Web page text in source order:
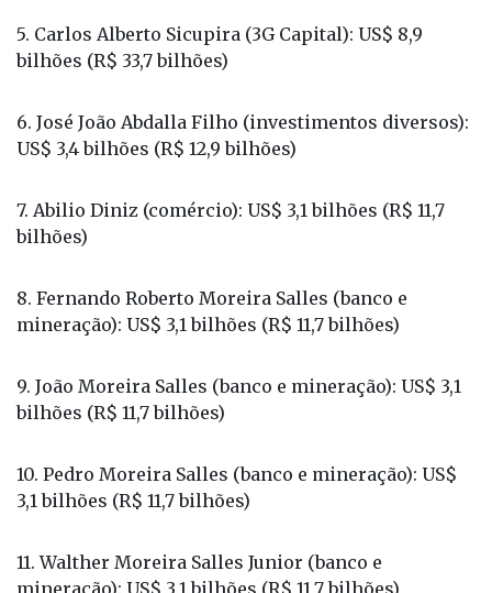
5. Carlos Alberto Sicupira (3G Capital): US$ 8,9
6. José João Abdalla Filho (investimentos diversos):
7. Abilio Diniz (comércio): US$ 3,1 bilhões (R$ 11,7
8. Fernando Roberto Moreira Salles (banco e
9. João Moreira Salles (banco e mineração): US$ 3,1
10. Pedro Moreira Salles (banco e mineração): US$